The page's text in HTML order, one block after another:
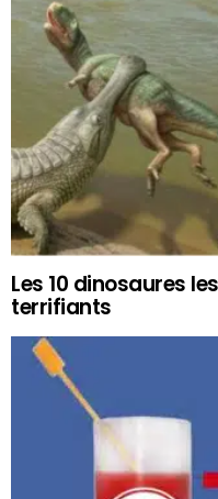
Les 10 dinosaures
terrifiants